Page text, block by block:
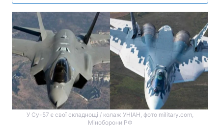
У Су-57 є свої складнощі / колаж УНІАН, фото military.com,
Міноборони РФ